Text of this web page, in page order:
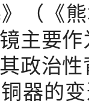
（《
主要
政治
器的